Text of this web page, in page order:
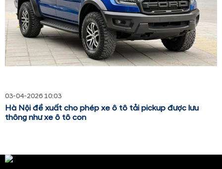
03-04-2026 10:03
Hà Nội đề xuất cho phép xe ô tô tải pickup được lưu
thông như xe ô tô con